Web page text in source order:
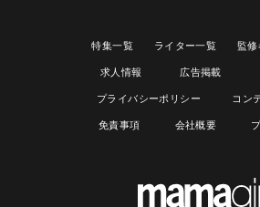
特集一覧 ライター一覧 監修
求人情報 広告掲載
プライバシーポリシー コン
免責事項 会社概要